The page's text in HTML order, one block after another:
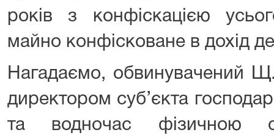
років з конфіскацією
майно конфісковане в дохід
Нагадаємо, обвинувачений
директором суб’єкта
та водночас фізичною